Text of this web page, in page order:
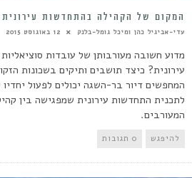
המקום של הקהילה בהתחדשות עירונית
עדי-אביגיל כהן ומיכל גומל-בלנק 12 באוגוסט 2015
מדוע חשובה מעורבותן של עובדות
עירונית? כיצד תושבים ותיקים בשכונות
המחפשים דיור בר-השגה יכולים לפעול
לתכנית התחדשות עירונית שמפגישה בין
המעורבים.
להיפגש 0 תגובות